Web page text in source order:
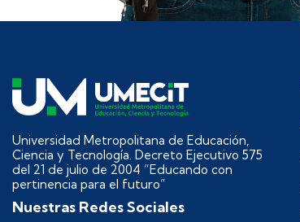
Universidad Metropolitana de Educación,
Ciencia y Tecnología. Decreto Ejecutivo 575
del 21 de julio de 2004 “Educando con
pertinencia para el futuro”
Nuestras Redes Sociales